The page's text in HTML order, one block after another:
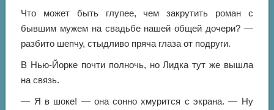
Что может быть глупее, чем закрутить роман с
бывшим мужем на свадьбе нашей общей дочери? —
разбито шепчу, стыдливо пряча глаза от подруги.
В Нью-Йорке почти полночь, но Лидка тут же вышла
на связь.
— Я в шоке! — она сонно хмурится с экрана. — Ну